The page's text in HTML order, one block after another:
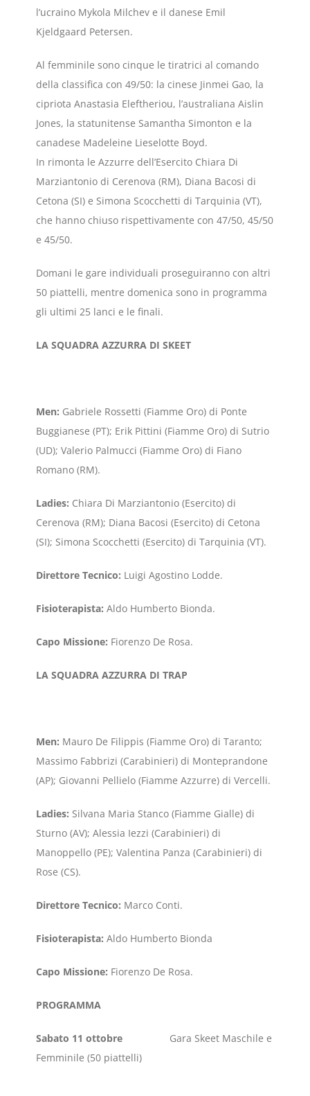
l’ucraino Mykola Milchev e il danese Emil
Kjeldgaard Petersen.
Al femminile sono cinque le tiratrici al comando
della classifica con 49/50: la cinese Jinmei Gao, la
cipriota Anastasia Eleftheriou, l’australiana Aislin
Jones, la statunitense Samantha Simonton e la
canadese Madeleine Lieselotte Boyd.
In rimonta le Azzurre dell’Esercito Chiara Di
Marziantonio di Cerenova (RM), Diana Bacosi di
Cetona (SI) e Simona Scocchetti di Tarquinia (VT),
che hanno chiuso rispettivamente con 47/50, 45/50
e 45/50.
Domani le gare individuali proseguiranno con altri
50 piattelli, mentre domenica sono in programma
gli ultimi 25 lanci e le finali.
LA SQUADRA AZZURRA DI SKEET
Men: Gabriele Rossetti (Fiamme Oro) di Ponte
Buggianese (PT); Erik Pittini (Fiamme Oro) di Sutrio
(UD); Valerio Palmucci (Fiamme Oro) di Fiano
Romano (RM).
Ladies: Chiara Di Marziantonio (Esercito) di
Cerenova (RM); Diana Bacosi (Esercito) di Cetona
(SI); Simona Scocchetti (Esercito) di Tarquinia (VT).
Direttore Tecnico: Luigi Agostino Lodde.
Fisioterapista: Aldo Humberto Bionda.
Capo Missione: Fiorenzo De Rosa.
LA SQUADRA AZZURRA DI TRAP
Men: Mauro De Filippis (Fiamme Oro) di Taranto;
Massimo Fabbrizi (Carabinieri) di Monteprandone
(AP); Giovanni Pellielo (Fiamme Azzurre) di Vercelli.
Ladies: Silvana Maria Stanco (Fiamme Gialle) di
Sturno (AV); Alessia Iezzi (Carabinieri) di
Manoppello (PE); Valentina Panza (Carabinieri) di
Rose (CS).
Direttore Tecnico: Marco Conti.
Fisioterapista: Aldo Humberto Bionda
Capo Missione: Fiorenzo De Rosa.
PROGRAMMA
Sabato 11 ottobre Gara Skeet Maschile e
Femminile (50 piattelli)